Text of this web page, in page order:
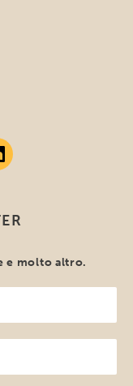
e molto altro.